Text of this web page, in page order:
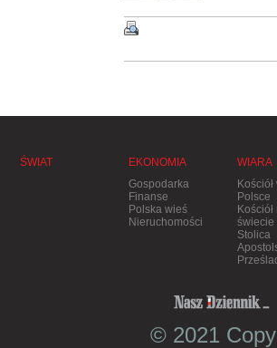
ŚWIAT
EKONOMIA
Gospodarka
Finanse
Polska wieś
Nieruchomości
WIARA
Kościół
Polsce
Kościół
świecie
Stolica
© 2021